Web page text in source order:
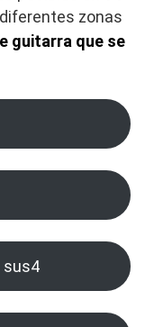
zonas
guitarra que se
sus4